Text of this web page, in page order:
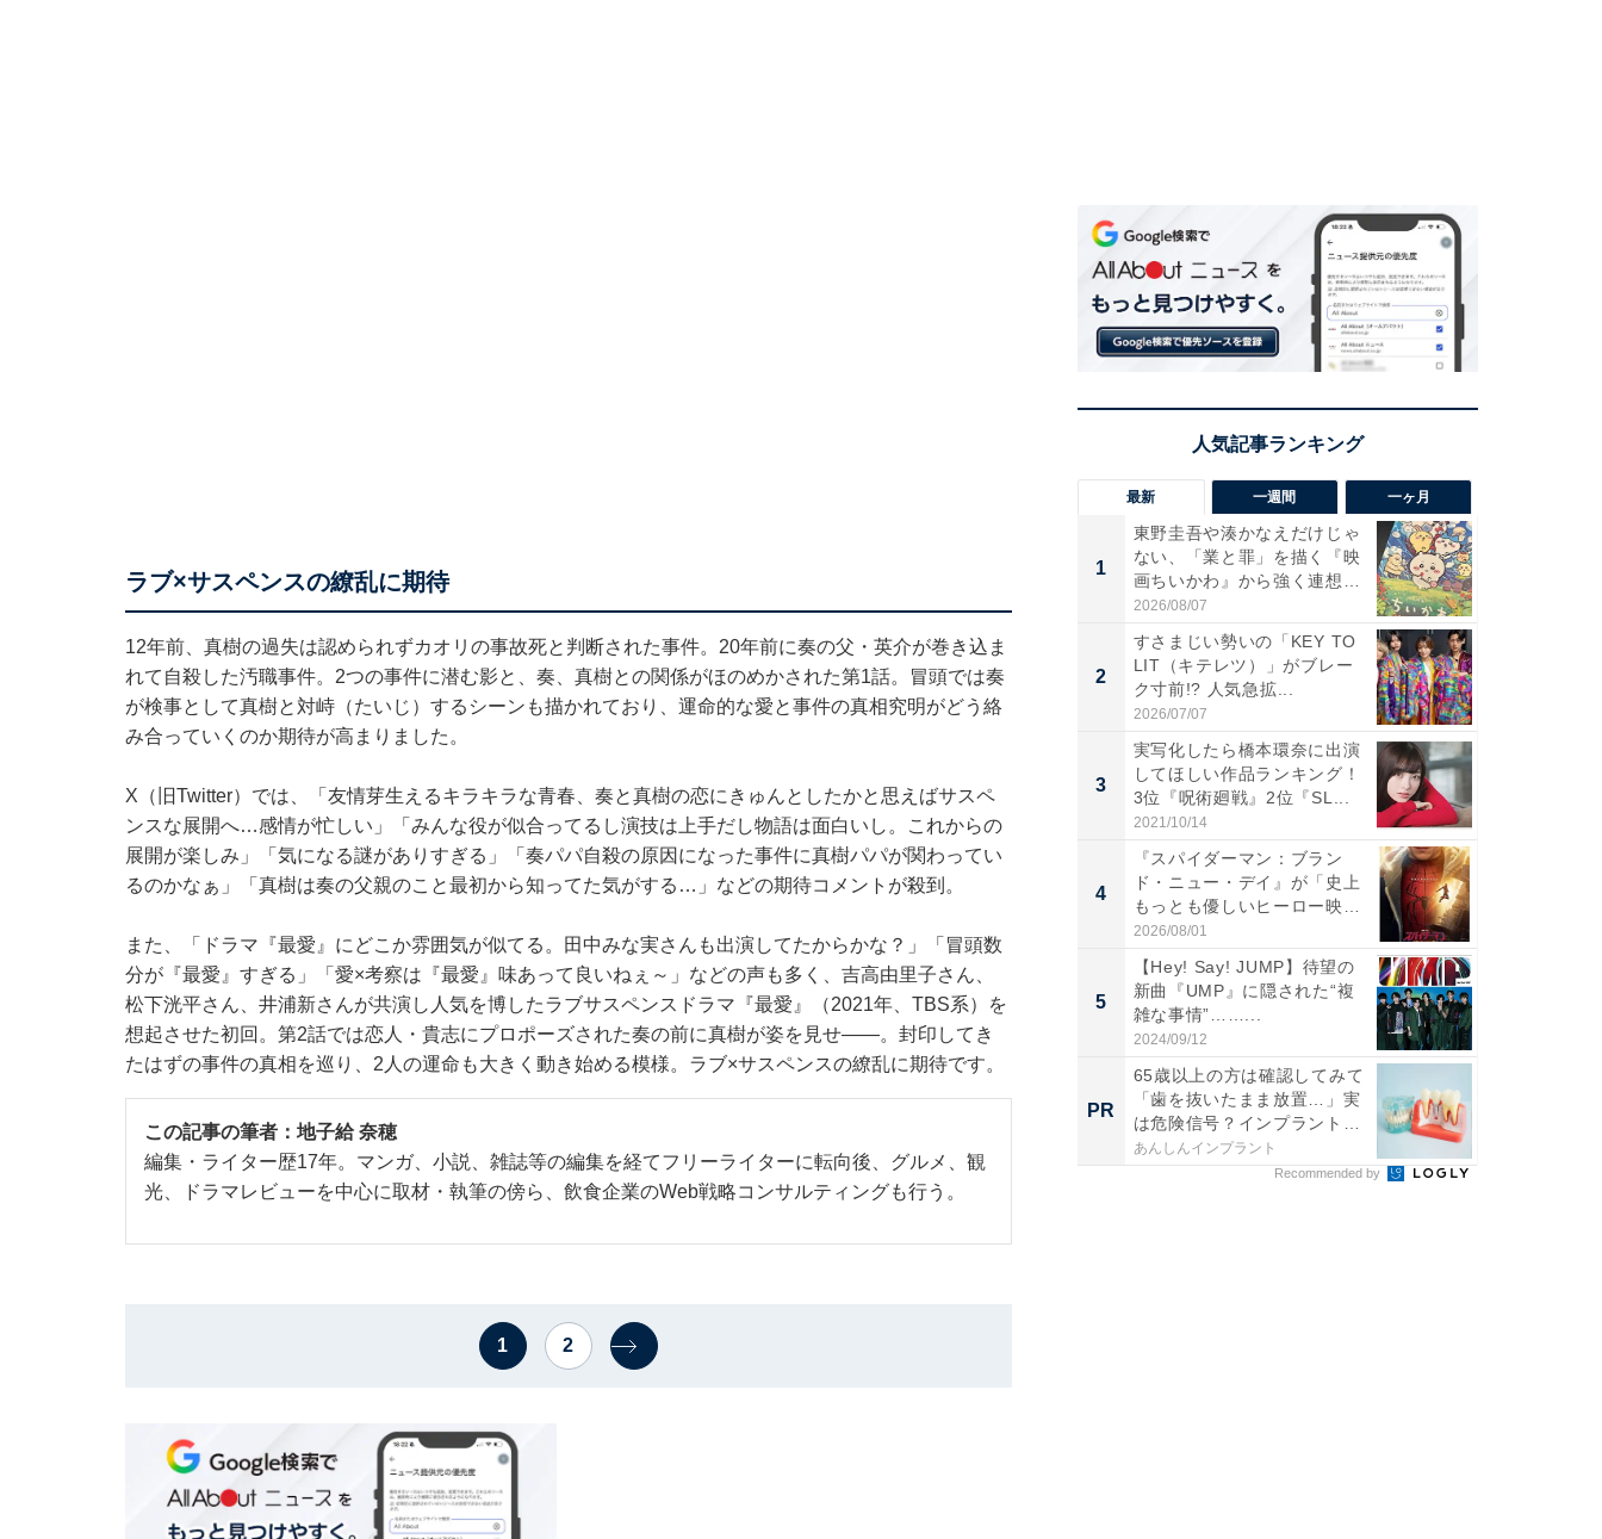
ラブ×サスペンスの繚乱に期待
12年前、真樹の過失は認められずカオリの事故死と判断された事件。20年前に奏の父・英介が巻き込ま
れて自殺した汚職事件。2つの事件に潜む影と、奏、真樹との関係がほのめかされた第1話。冒頭では奏
が検事として真樹と対峙（たいじ）するシーンも描かれており、運命的な愛と事件の真相究明がどう絡
み合っていくのか期待が高まりました。
X（旧Twitter）では、「友情芽生えるキラキラな青春、奏と真樹の恋にきゅんとしたかと思えばサスペ
ンスな展開へ…感情が忙しい」「みんな役が似合ってるし演技は上手だし物語は面白いし。これからの
展開が楽しみ」「気になる謎がありすぎる」「奏パパ自殺の原因になった事件に真樹パパが関わってい
るのかなぁ」「真樹は奏の父親のこと最初から知ってた気がする…」などの期待コメントが殺到。
また、「ドラマ『最愛』にどこか雰囲気が似てる。田中みな実さんも出演してたからかな？」「冒頭数
分が『最愛』すぎる」「愛×考察は『最愛』味あって良いねぇ～」などの声も多く、吉高由里子さん、
松下洸平さん、井浦新さんが共演し人気を博したラブサスペンスドラマ『最愛』（2021年、TBS系）を
想起させた初回。第2話では恋人・貴志にプロポーズされた奏の前に真樹が姿を見せ――。封印してき
たはずの事件の真相を巡り、2人の運命も大きく動き始める模様。ラブ×サスペンスの繚乱に期待です。
この記事の筆者： 地子給 奈穂
編集・ライター歴17年。マンガ、小説、雑誌等の編集を経てフリーライターに転向後、グルメ、観
光、ドラマレビューを中心に取材・執筆の傍ら、飲食企業のWeb戦略コンサルティングも行う。
1 2
最新 一週間 一ヶ月
1
東野圭吾や湊かなえだけじゃ
ない、「業と罪」を描く『映
画ちいかわ』から強く連想し
た...
2026/08/07
2
すさまじい勢いの「KEY TO
LIT（キテレツ）」がブレー
ク寸前!? 人気急拡...
2026/07/07
3
実写化したら橋本環奈に出演
してほしい作品ランキング！
3位『呪術廻戦』2位『SL...
2021/10/14
4
『スパイダーマン：ブラン
ド・ニュー・デイ』が「史上
もっとも優しいヒーロー映
画」に...
2026/08/01
5
【Hey! Say! JUMP】待望の
新曲『UMP』に隠された“複
雑な事情”……...
2024/09/12
PR
65歳以上の方は確認してみて
「歯を抜いたまま放置…」実
は危険信号？インプラント
始...
あんしんインプラント
Recommended by